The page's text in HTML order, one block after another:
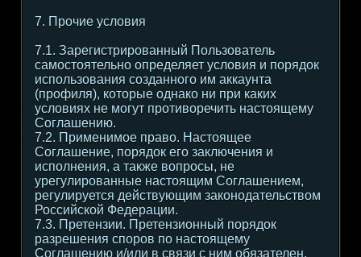
7. Прочие условия
7.1. Зарегистрированный Пользователь
самостоятельно определяет условия и порядок
использования созданного им аккаунта
(профиля), которые однако ни при каких
условиях не могут противоречить настоящему
Соглашению.
7.2. Применимое право. Настоящее
Соглашение, порядок его заключения и
исполнения, а также вопросы, не
урегулированные настоящим Соглашением,
регулируется действующим законодательством
Российской Федерации.
7.3. Претензии. Претензионный порядок
разрешения споров по настоящему
Соглашению и/или в связи с ним обязателен.